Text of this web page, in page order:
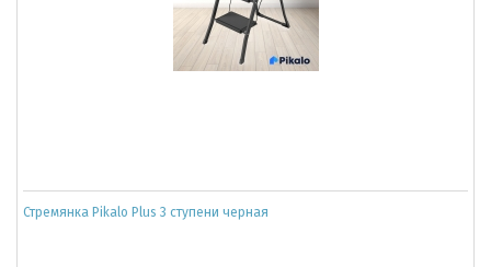
Стремянка Pikalo Plus 3 ступени черная